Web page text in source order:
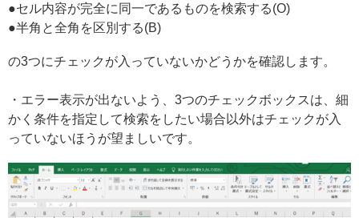
●セル内容が完全に同一であるものを検索する(O)
●半角と全角を区別する(B)
の3つにチェックが入っていないかどうかを確認します。
・エラー表示が出ないよう、3つのチェックボックスは、細
かく条件を指定して検索をしたい場合以外はチェックが入
っていないほうが望ましいです。